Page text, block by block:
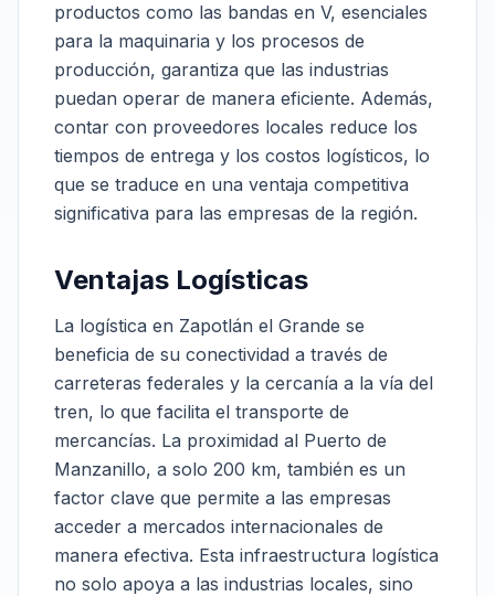
productos como las bandas en V, esenciales
para la maquinaria y los procesos de
producción, garantiza que las industrias
puedan operar de manera eficiente. Además,
contar con proveedores locales reduce los
tiempos de entrega y los costos logísticos, lo
que se traduce en una ventaja competitiva
significativa para las empresas de la región.
Ventajas Logísticas
La logística en Zapotlán el Grande se
beneficia de su conectividad a través de
carreteras federales y la cercanía a la vía del
tren, lo que facilita el transporte de
mercancías. La proximidad al Puerto de
Manzanillo, a solo 200 km, también es un
factor clave que permite a las empresas
acceder a mercados internacionales de
manera efectiva. Esta infraestructura logística
no solo apoya a las industrias locales, sino